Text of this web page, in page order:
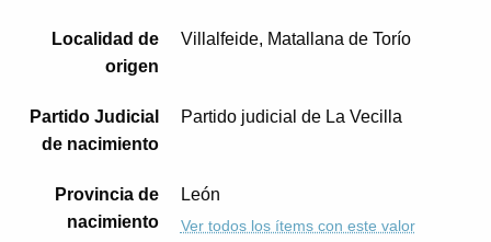
Localidad de
origen
Villalfeide, Matallana de Torío
Partido Judicial
de nacimiento
Partido judicial de La Vecilla
Provincia de
nacimiento
León
Ver todos los ítems con este valor